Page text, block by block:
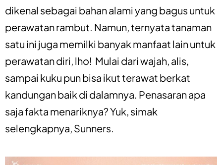
dikenal sebagai bahan alami yang bagus untuk
perawatan rambut. Namun, ternyata tanaman
satu ini juga memilki banyak manfaat lain untuk
perawatan diri, lho! Mulai dari wajah, alis,
sampai kuku pun bisa ikut terawat berkat
kandungan baik di dalamnya. Penasaran apa
saja fakta menariknya? Yuk, simak
selengkapnya, Sunners.